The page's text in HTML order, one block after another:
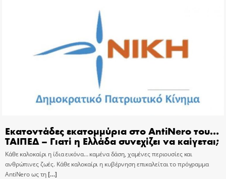
Εκατοντάδες εκατομμύρια στο AntiNero του…
ΤΑΙΠΕΔ – Γιατί η Ελλάδα συνεχίζει να καίγεται;
Κάθε καλοκαίρι η ίδια εικόνα… καμένα δάση, χαμένες περιουσίες και
ανθρώπινες ζωές. Κάθε καλοκαίρι η κυβέρνηση επικαλείται το πρόγραμμα
AntiNero ως τη[…]